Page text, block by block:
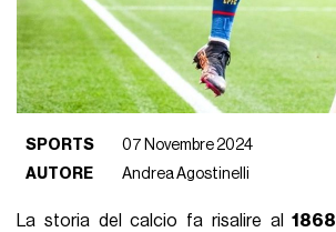
SPORTS
07 Novembre 2024
AUTORE
Andrea Agostinelli
La storia del calcio fa risalire al1868